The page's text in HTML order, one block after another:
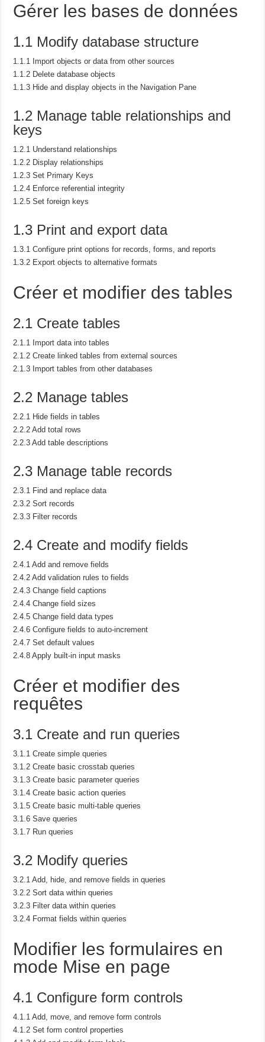
Gérer les bases de données
1.1 Modify database structure
1.1.1 Import objects or data from other sources
1.1.2 Delete database objects
1.1.3 Hide and display objects in the Navigation Pane
1.2 Manage table relationships and
keys
1.2.1 Understand relationships
1.2.2 Display relationships
1.2.3 Set Primary Keys
1.2.4 Enforce referential integrity
1.2.5 Set foreign keys
1.3 Print and export data
1.3.1 Configure print options for records, forms, and reports
1.3.2 Export objects to alternative formats
Créer et modifier des tables
2.1 Create tables
2.1.1 Import data into tables
2.1.2 Create linked tables from external sources
2.1.3 Import tables from other databases
2.2 Manage tables
2.2.1 Hide fields in tables
2.2.2 Add total rows
2.2.3 Add table descriptions
2.3 Manage table records
2.3.1 Find and replace data
2.3.2 Sort records
2.3.3 Filter records
2.4 Create and modify fields
2.4.1 Add and remove fields
2.4.2 Add validation rules to fields
2.4.3 Change field captions
2.4.4 Change field sizes
2.4.5 Change field data types
2.4.6 Configure fields to auto-increment
2.4.7 Set default values
2.4.8 Apply built-in input masks
Créer et modifier des
requêtes
3.1 Create and run queries
3.1.1 Create simple queries
3.1.2 Create basic crosstab queries
3.1.3 Create basic parameter queries
3.1.4 Create basic action queries
3.1.5 Create basic multi-table queries
3.1.6 Save queries
3.1.7 Run queries
3.2 Modify queries
3.2.1 Add, hide, and remove fields in queries
3.2.2 Sort data within queries
3.2.3 Filter data within queries
3.2.4 Format fields within queries
Modifier les formulaires en
mode Mise en page
4.1 Configure form controls
4.1.1 Add, move, and remove form controls
4.1.2 Set form control properties